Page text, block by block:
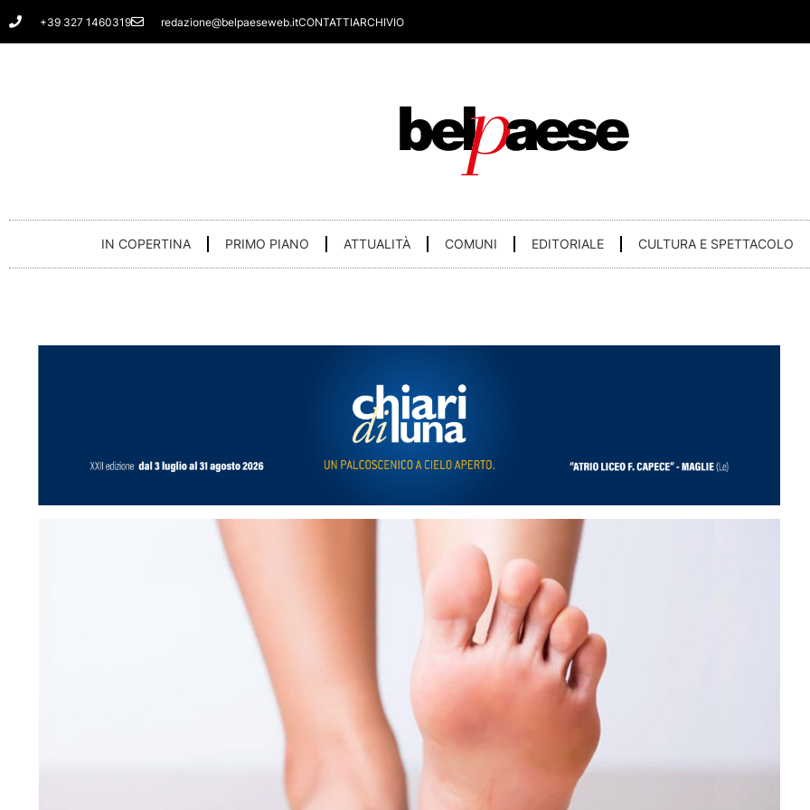
Vai
al
+39 327 1460319 redazione@belpaeseweb.itCONTATTIARCHIVIO
IN COPERTINA PRIMO PIANO ATTUALITÀ COMUNI EDITORIALE CULTURA E SPETTACOLO